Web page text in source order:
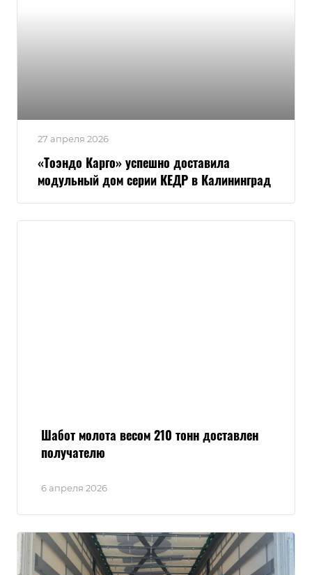
27 апреля 2026
«Тоэндо Карго» успешно доставила
модульный дом серии КЕДР в Калининград
6 апреля 2026
Шабот молота весом 210 тонн доставлен
получателю